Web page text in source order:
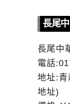
長尾
長尾中
電話
地址:青
地址)